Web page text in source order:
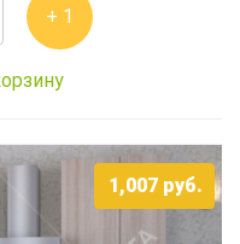
+ 1
1,007 руб.